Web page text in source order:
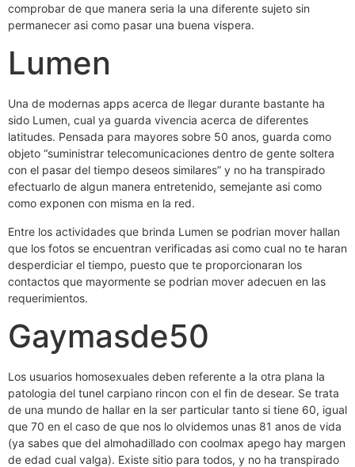
comprobar de que manera seri­a la una diferente sujeto sin
permanecer asi­ como pasar una buena vispera.
Lumen
Una de modernas apps acerca de llegar durante bastante ha
sido Lumen, cual ya guarda vivencia acerca de diferentes
latitudes. Pensada para mayores sobre 50 anos, guarda como
objeto “suministrar telecomunicaciones dentro de gente soltera
con el pasar del tiempo deseos similares” y no ha transpirado
efectuarlo de algun manera entretenido, semejante asi­ como
como exponen con misma en la red.
Entre los actividades que brinda Lumen se podri­an mover hallan
que los fotos se encuentran verificadas asi­ como cual no te haran
desperdiciar el tiempo, puesto que te proporcionaran los
contactos que mayormente se podri­an mover adecuen en las
requerimientos.
Gaymasde50
Los usuarios homosexuales deben referente a la otra plana la
patologi­a del tunel carpiano rincon con el fin de desear. Se trata
de una mundo de hallar en la ser particular tanto si tiene 60, igual
que 70 en el caso de que nos lo olvidemos unas 81 anos de vida
(ya sabes que del almohadillado con coolmax apego hay margen
de edad cual valga). Existe sitio para todos, y no ha transpirado